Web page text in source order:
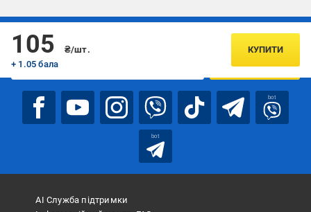
105
₴/шт.
+ 1.05 бала
КУПИТИ
Підписуйтесь, щоб дізнаватись першим про акції та пропозиції
ПІДПИСАТИСЯ
bot
bot
АІ Служба підтримки